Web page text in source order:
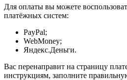
Для оплаты вы можете
платёжных систем:
PayPal;
WebMoney;
Яндекс.Деньги.
Вас перенаправит на страницу
инструкциям, заполните